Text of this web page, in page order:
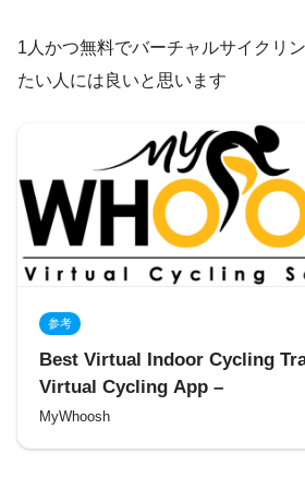
1人かつ無料でバーチャルサイクリ
たい人には良いと思います
参考
Best Virtual Indoor Cycling
Virtual Cycling App –
MyWhoosh